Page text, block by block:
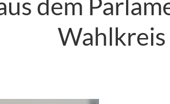
dem
Wahlkreis